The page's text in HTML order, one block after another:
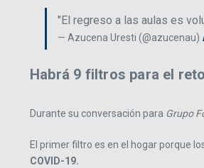
"El regreso a las aulas es
— Azucena Uresti (@azucenau)
Habrá 9 filtros para el
Durante su conversación para Grupo
El primer filtro es en el hogar porque
COVID-19.